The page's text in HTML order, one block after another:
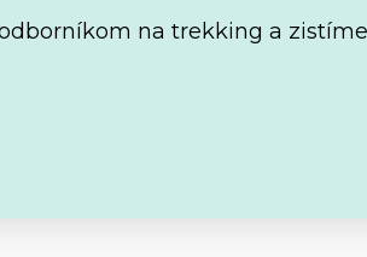
na trekking a